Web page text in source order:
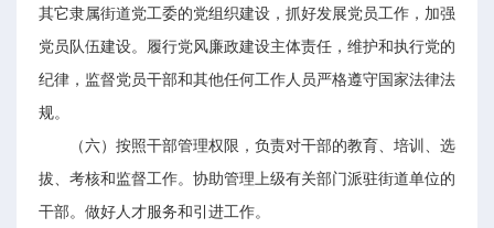
其它隶属街道党工委的党组织建设，抓好发展党员工作，加强
党员队伍建设。履行党风廉政建设主体责任，维护和执行党的
纪律，监督党员干部和其他任何工作人员严格遵守国家法律法
规。
（六）按照干部管理权限，负责对干部的教育、培训、选
拔、考核和监督工作。协助管理上级有关部门派驻街道单位的
干部。做好人才服务和引进工作。